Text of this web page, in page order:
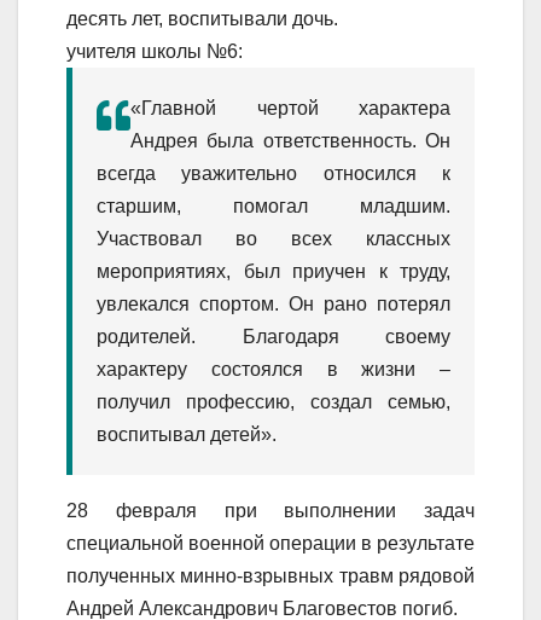
десять лет, воспитывали дочь.
учителя школы №6:
«Главной чертой характера
Андрея была ответственность. Он
всегда уважительно относился к
старшим, помогал младшим.
Участвовал во всех классных
мероприятиях, был приучен к труду,
увлекался спортом. Он рано потерял
родителей. Благодаря своему
характеру состоялся в жизни –
получил профессию, создал семью,
воспитывал детей».
28 февраля при выполнении задач
специальной военной операции в результате
полученных минно-взрывных травм рядовой
Андрей Александрович Благовестов погиб.